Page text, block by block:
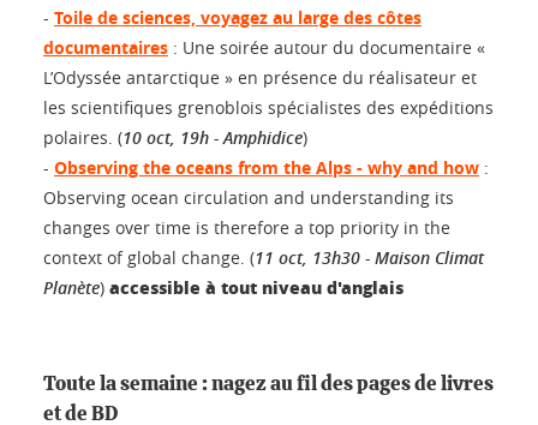
- Toile de sciences, voyagez au large des côtes
documentaires : Une soirée autour du documentaire «
L’Odyssée antarctique » en présence du réalisateur et
les scientifiques grenoblois spécialistes des expéditions
polaires. (10 oct, 19h - Amphidice)
- Observing the oceans from the Alps - why and how :
Observing ocean circulation and understanding its
changes over time is therefore a top priority in the
context of global change. (11 oct, 13h30 - Maison Climat
Planète) accessible à tout niveau d'anglais
Toute la semaine : nagez au fil des pages de livres
et de BD